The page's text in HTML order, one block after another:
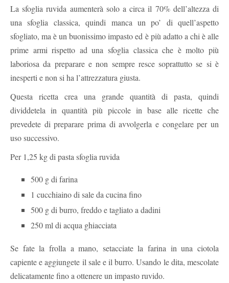
La sfoglia ruvida aumenterà solo a circa il 70% dell’altezza di
una sfoglia classica, quindi manca un po’ di quell’aspetto
sfogliato, ma è un buonissimo impasto ed è più adatto a chi è alle
prime armi rispetto ad una sfoglia classica che è molto più
laboriosa da preparare e non sempre resce soprattutto se si è
inesperti e non si ha l’attrezzatura giusta.
Questa ricetta crea una grande quantità di pasta, quindi
dividdetela in quantità più piccole in base alle ricette che
prevedete di preparare prima di avvolgerla e congelare per un
uso successivo.
Per 1,25 kg di pasta sfoglia ruvida
500 g di farina
1 cucchiaino di sale da cucina fino
500 g di burro, freddo e tagliato a dadini
250 ml di acqua ghiacciata
Se fate la frolla a mano, setacciate la farina in una ciotola
capiente e aggiungete il sale e il burro. Usando le dita, mescolate
delicatamente fino a ottenere un impasto ruvido.